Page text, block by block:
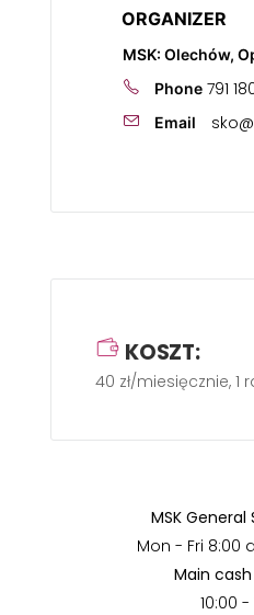
ORGANIZER
MSK: Olechów,
Phone 791
Email
KOSZT:
40 zł/miesięcznie, 1
MSK
Mon - Fri 8:00
Main
10:00 -